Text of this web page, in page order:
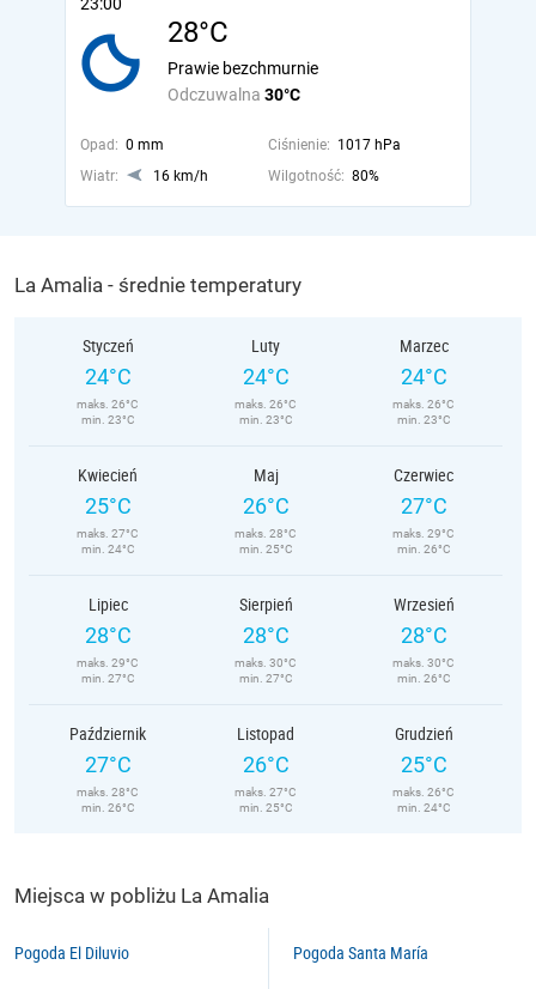
28°C
Odczuwalna 30°C
Prawie bezchmurnie
Opad: 0 mm Ciśnienie: 1017 hPa
Wiatr:
16 km/h Wilgotność: 80%
La Amalia - średnie temperatury
Styczeń
24°C
maks. 26°C
min. 23°C
Luty
24°C
maks. 26°C
min. 23°C
Marzec
24°C
maks. 26°C
min. 23°C
Kwiecień
25°C
maks. 27°C
min. 24°C
Maj
26°C
maks. 28°C
min. 25°C
Czerwiec
27°C
maks. 29°C
min. 26°C
Lipiec
28°C
maks. 29°C
min. 27°C
Sierpień
28°C
maks. 30°C
min. 27°C
Wrzesień
28°C
maks. 30°C
min. 26°C
Październik
27°C
maks. 28°C
min. 26°C
Listopad
26°C
maks. 27°C
min. 25°C
Grudzień
25°C
maks. 26°C
min. 24°C
Miejsca w pobliżu La Amalia
Pogoda El Diluvio Pogoda Santa María